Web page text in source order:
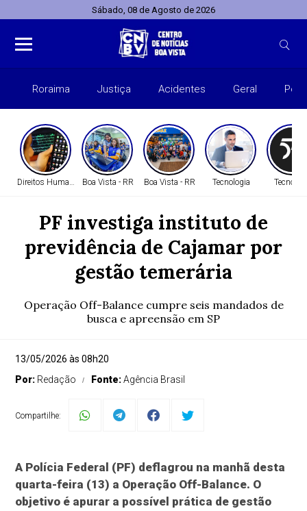
Sábado, 08 de Agosto de 2026
Roraima Justiça Acidentes Geral
Direitos HumanosBoa Vista - RR Boa Vista - RR Tecnologia
PF investiga instituto de
previdência de Cajamar por
gestão temerária
Operação Off-Balance cumpre seis mandados de
busca e apreensão em SP
13/05/2026 às 08h20
Por: Redação Fonte:Agência Brasil
Compartilhe:
A Polícia Federal (PF) deflagrou na manhã desta
quarta-feira (13) a Operação Off-Balance. O
objetivo é apurar a possível prática de gestão